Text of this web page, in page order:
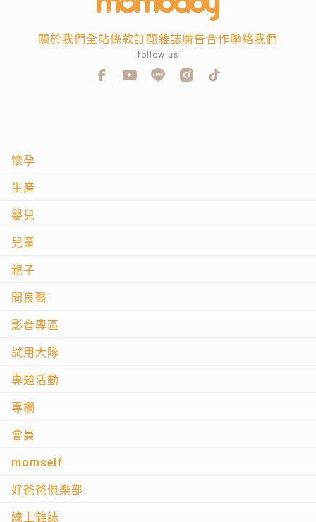
懷孕
生產
嬰兒
兒童
親子
問良醫
影音專區
試用大隊
專題活動
專欄
會員
momself
好爸爸俱樂部
線上雜誌
關於我們全站條款訂閱雜誌廣告合作聯絡我們
follow us